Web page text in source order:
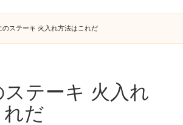
のステーキ 火入れ方法はこれだ
テーキ 火入れ
だ